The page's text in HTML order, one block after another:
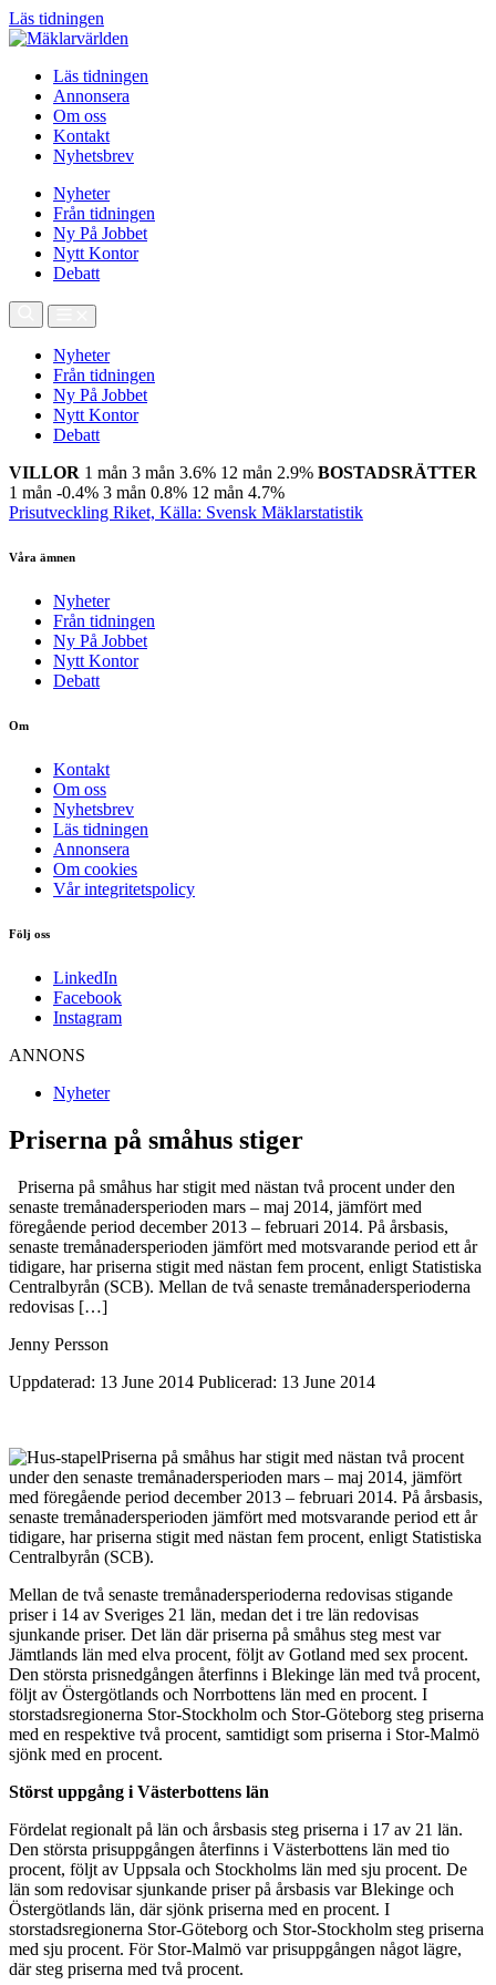
Läs tidningen
Läs tidningen
Annonsera
Om oss
Kontakt
Nyhetsbrev
Nyheter
Från tidningen
Ny På Jobbet
Nytt Kontor
Debatt
Nyheter
Från tidningen
Ny På Jobbet
Nytt Kontor
Debatt
VILLOR 1 mån 3 mån 3.6% 12 mån 2.9% BOSTADSRÄTTER
1 mån -0.4% 3 mån 0.8% 12 mån 4.7%
Prisutveckling Riket, Källa: Svensk Mäklarstatistik
Våra ämnen
Nyheter
Från tidningen
Ny På Jobbet
Nytt Kontor
Debatt
Om
Kontakt
Om oss
Nyhetsbrev
Läs tidningen
Annonsera
Om cookies
Vår integritetspolicy
Följ oss
LinkedIn
Facebook
Instagram
ANNONS
Nyheter
Priserna på småhus stiger
Priserna på småhus har stigit med nästan två procent under den
senaste tremånadersperioden mars – maj 2014, jämfört med
föregående period december 2013 – februari 2014. På årsbasis,
senaste tremånadersperioden jämfört med motsvarande period ett år
tidigare, har priserna stigit med nästan fem procent, enligt Statistiska
Centralbyrån (SCB). Mellan de två senaste tremånadersperioderna
redovisas […]
Jenny Persson
Uppdaterad: 13 June 2014 Publicerad: 13 June 2014
Priserna på småhus har stigit med nästan två procent
under den senaste tremånadersperioden mars – maj 2014, jämfört
med föregående period december 2013 – februari 2014. På årsbasis,
senaste tremånadersperioden jämfört med motsvarande period ett år
tidigare, har priserna stigit med nästan fem procent, enligt Statistiska
Centralbyrån (SCB).
Mellan de två senaste tremånadersperioderna redovisas stigande
priser i 14 av Sveriges 21 län, medan det i tre län redovisas
sjunkande priser. Det län där priserna på småhus steg mest var
Jämtlands län med elva procent, följt av Gotland med sex procent.
Den största prisnedgången återfinns i Blekinge län med två procent,
följt av Östergötlands och Norrbottens län med en procent. I
storstadsregionerna Stor-Stockholm och Stor-Göteborg steg priserna
med en respektive två procent, samtidigt som priserna i Stor-Malmö
sjönk med en procent.
Störst uppgång i Västerbottens län
Fördelat regionalt på län och årsbasis steg priserna i 17 av 21 län.
Den största prisuppgången återfinns i Västerbottens län med tio
procent, följt av Uppsala och Stockholms län med sju procent. De
län som redovisar sjunkande priser på årsbasis var Blekinge och
Östergötlands län, där sjönk priserna med en procent. I
storstadsregionerna Stor-Göteborg och Stor-Stockholm steg priserna
med sju procent. För Stor-Malmö var prisuppgången något lägre,
där steg priserna med två procent.